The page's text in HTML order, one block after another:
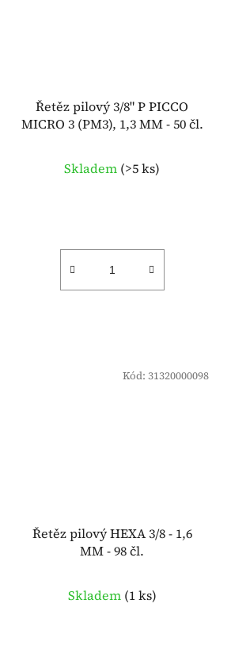
Řetěz pilový 3/8" P PICCO
MICRO 3 (PM3), 1,3 MM - 50 čl.
Skladem (>5 ks)
Řetěz pilový HEXA 3/8 - 1,6
MM - 98 čl.
Skladem (1 ks)
Kód: 31320000098